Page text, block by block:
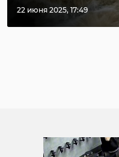
22 июня 2025, 17:49